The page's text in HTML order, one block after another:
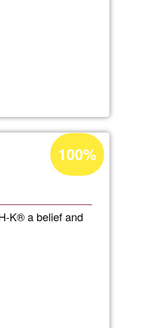
K® a belief and
Percentatge
d'acceptació
G1
100%